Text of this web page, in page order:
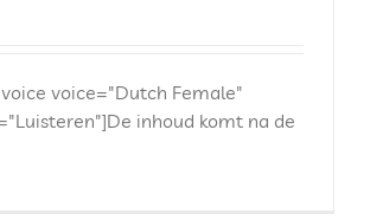
voice="Dutch Female"
inhoud komt na de